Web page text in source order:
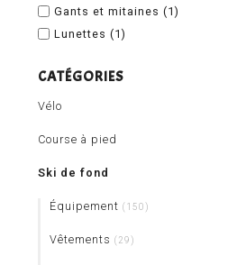
Gants et mitaines (1)
Lunettes (1)
CATÉGORIES
Vélo
Course à pied
Ski de fond
Équipement (150)
Vêtements (29)